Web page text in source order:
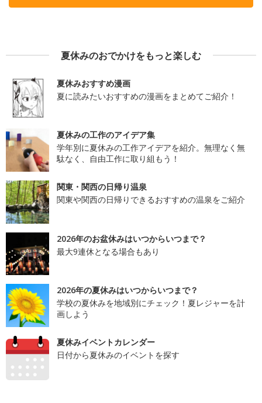
夏休みのおでかけをもっと楽しむ
夏休みおすすめ漫画
夏に読みたいおすすめの漫画をまとめてご紹介！
夏休みの工作のアイデア集
学年別に夏休みの工作アイデアを紹介。無理なく無
駄なく、自由工作に取り組もう！
関東・関西の日帰り温泉
関東や関西の日帰りできるおすすめの温泉をご紹介
2026年のお盆休みはいつからいつまで？
最大9連休となる場合もあり
2026年の夏休みはいつからいつまで？
学校の夏休みを地域別にチェック！夏レジャーを計
画しよう
夏休みイベントカレンダー
日付から夏休みのイベントを探す